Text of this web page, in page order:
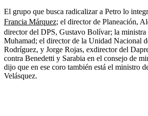
El grupo que busca radicalizar a Petro lo
Francia Márquez; el director de Planeación,
director del DPS, Gustavo Bolívar; la ministra
Muhamad; el director de la Unidad Nacional
Rodríguez, y Jorge Rojas, exdirector del
contra Benedetti y Sarabia en el consejo de
dijo que en ese coro también está el ministro
Velásquez.